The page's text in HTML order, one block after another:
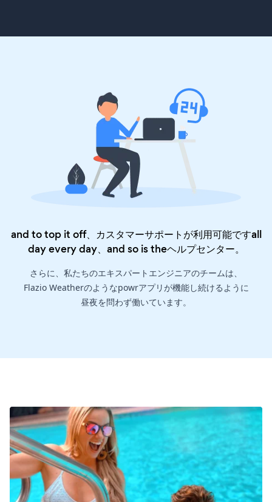
and to top it off、カスタマーサポートが利用可能ですall
day every day、and so is theヘルプセンター。
さらに、私たちのエキスパートエンジニアのチームは、
Flazio Weatherのようなpowrアプリが機能し続けるように
昼夜を問わず働いています。